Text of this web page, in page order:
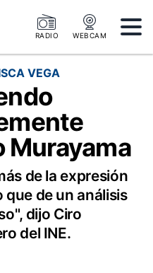
RADIO WEBCAM
VEGA
Murayama
de la expresión
que de un análisis
dijo Ciro
del INE.